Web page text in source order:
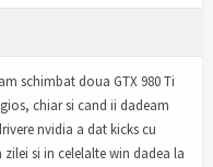
schimbat doua GTX 980 Ti
chiar si cand ii dadeam
nvidia a dat kicks cu
si in celelalte win dadea la